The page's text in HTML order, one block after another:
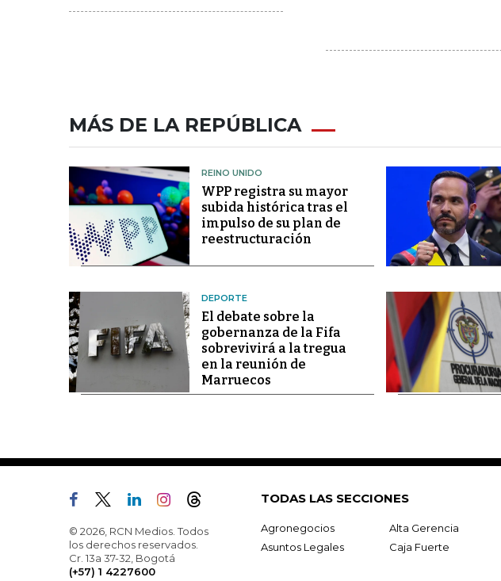
MÁS DE LA REPÚBLICA
REINO UNIDO
WPP registra su mayor
subida histórica tras el
impulso de su plan de
reestructuración
DEPORTE
El debate sobre la
gobernanza de la Fifa
sobrevivirá a la tregua
en la reunión de
Marruecos
© 2026, RCN Medios. Todos
los derechos reservados.
Cr. 13a 37-32, Bogotá
(+57) 1 4227600
TODAS LAS SECCIONES
Agronegocios Alta Gerencia
Asuntos Legales
Caja Fuerte